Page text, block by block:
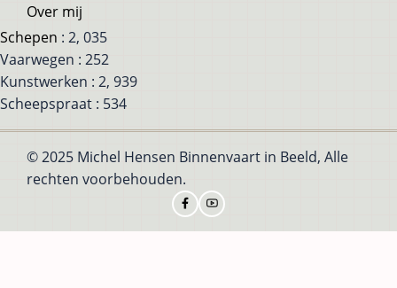
Over mij
Schepen : 2, 035
Vaarwegen : 252
Kunstwerken : 2, 939
Scheepspraat : 534
© 2025 Michel Hensen Binnenvaart in Beeld, Alle
rechten voorbehouden.